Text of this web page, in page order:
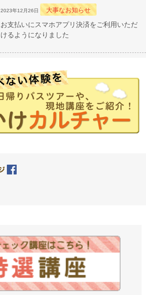
2023年12月26日 大事なお知らせ
お支払いにスマホアプリ決済をご利用いただ
けるようになりました